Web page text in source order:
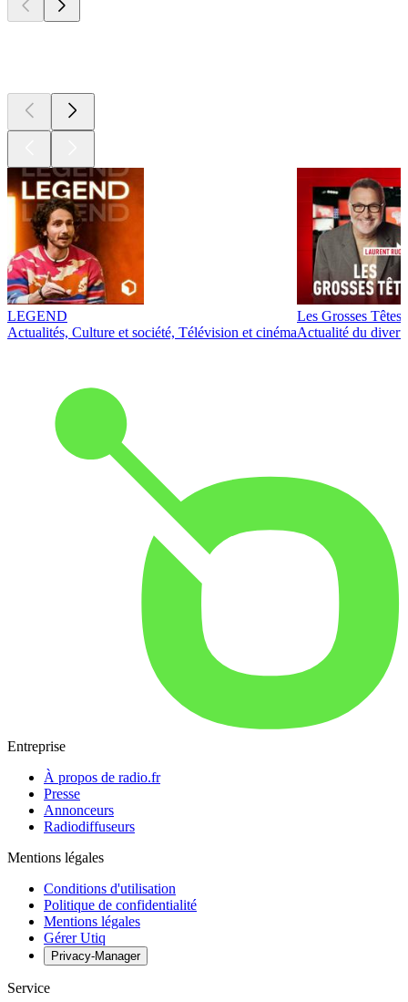
LEGEND
Actualités, Culture et société, Télévision et cinéma
Les Grosses Têtes
Actualité du
Entreprise
À propos de radio.fr
Presse
Annonceurs
Radiodiffuseurs
Mentions légales
Conditions d'utilisation
Politique de confidentialité
Mentions légales
Gérer Utiq
Privacy-Manager
Service